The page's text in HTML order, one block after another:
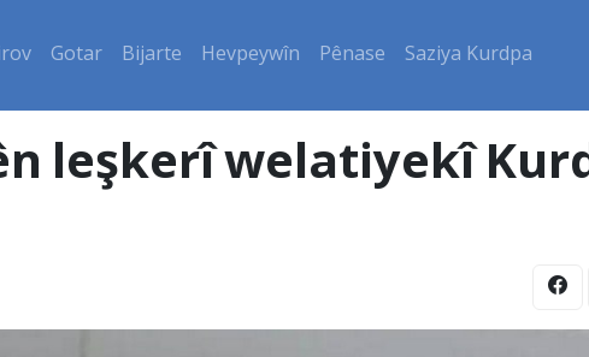
Gotar Bijarte Hevpeywîn Pênase Saziya Kurdpa
leşkerî welatiyekî